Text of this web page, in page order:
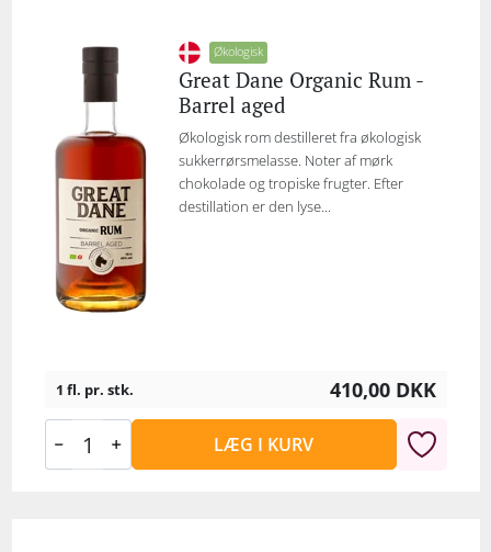
Økologisk
Great Dane Organic Rum -
Barrel aged
Økologisk rom destilleret fra økologisk
sukkerrørsmelasse. Noter af mørk
chokolade og tropiske frugter. Efter
destillation er den lyse...
1 fl. pr. stk. 410,00 DKK
LÆG I KURV